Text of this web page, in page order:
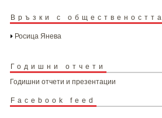
Връзки с обществеността
Росица Янева
Годишни отчети
Годишни отчети и презентации
Facebook feed